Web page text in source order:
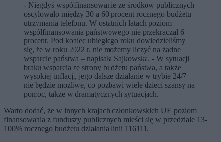
- Niegdyś współfinansowanie ze środków publicznych
oscylowało między 30 a 60 procent rocznego budżetu
utrzymania telefonu. W ostatnich latach poziom
współfinansowania państwowego nie przekraczał 6
procent. Pod koniec ubiegłego roku dowiedzieliśmy
się, że w roku 2022 r. nie możemy liczyć na żadne
wsparcie państwa – napisała Sajkowska. - W sytuacji
braku wsparcia ze strony budżetu państwa, a także
wysokiej inflacji, jego dalsze działanie w trybie 24/7
nie będzie możliwe, co pozbawi wiele dzieci szansy na
pomoc, także w dramatycznych sytuacjach.
Warto dodać, że w innych krajach członkowskich UE poziom
finansowania z funduszy publicznych mieści się w przedziale 13-
100% rocznego budżetu działania linii 116111.